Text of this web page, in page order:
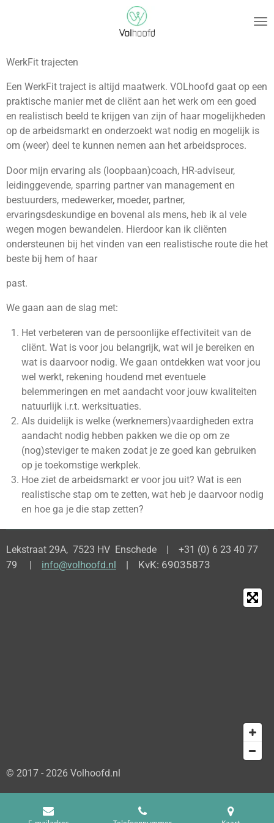
de
WerkFit trajecten
Een WerkFit traject is altijd maatwerk. VOLhoofd gaat op een
praktische manier met de cliënt aan het werk om een goed
en realistisch beeld te krijgen van zijn of haar mogelijkheden
op de arbeidsmarkt en onderzoekt wat nodig en mogelijk is
om (weer) deel te kunnen nemen aan het arbeidsproces.
Door mijn ervaring als (loopbaan)coach, HR-adviseur,
leidinggevende, sparring partner van management en
bestuurders, medewerker, moeder, partner,
ervaringsdeskundige en bovenal als mens, heb ik al vele
wegen mogen bewandelen. Hierdoor kan ik cliënten
ondersteunen bij het vinden van een realistische route die het
beste bij hem of haar
past.
We gaan aan de slag met:
Het verbeteren van de persoonlijke effectiviteit van de
cliënt. Wat is voor jou belangrijk, wat wil je bereiken en
wat is daarvoor nodig. We gaan ontdekken wat voor jou
wel werkt, rekening houdend met eventuele
belemmeringen en met aandacht voor jouw kwaliteiten
natuurlijk i.r.t. werksituaties.
Als duidelijk is welke (werknemers)vaardigheden extra
aandacht nodig hebben pakken we die op om ze
(nog)steviger te maken zodat je ze goed kan gebruiken
op je toekomstige werkplek.
Hoe ziet de arbeidsmarkt er voor jou uit? Wat is een
realistische stap om te zetten, wat heb je daarvoor nodig
en hoe ga je die stap zetten?
Lekstraat 29A, 7523 HV Enschede | +31 (0) 6 23 40 77
79 | info@volhoofd.nl | KvK: 69035873
© 2017 - 2026 Volhoofd.nl